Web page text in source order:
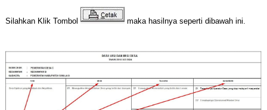
Silahkan Klik Tombol maka hasilnya seperti dibawah ini.